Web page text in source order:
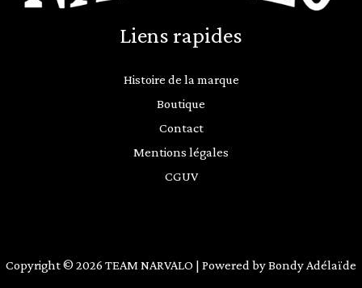
Liens rapides
Histoire de la marque
Boutique
Contact
Mentions légales
CGUV
Copyright © 2026 TEAM NARVALO | Powered by Bondy Adélaïde